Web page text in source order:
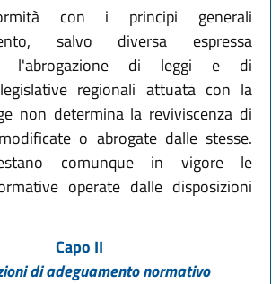
con i principi generali
salvo diversa espressa
l'abrogazione di leggi e di
regionali attuata con la
non determina la reviviscenza di
o abrogate dalle stesse.
comunque in vigore le
operate dalle disposizioni
Capo II
di adeguamento normativo